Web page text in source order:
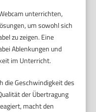
unterrichten,
um sowohl sich
zu zeigen. Eine
Ablenkungen und
im Unterricht.
die Geschwindigkeit des
der Übertragung
macht den